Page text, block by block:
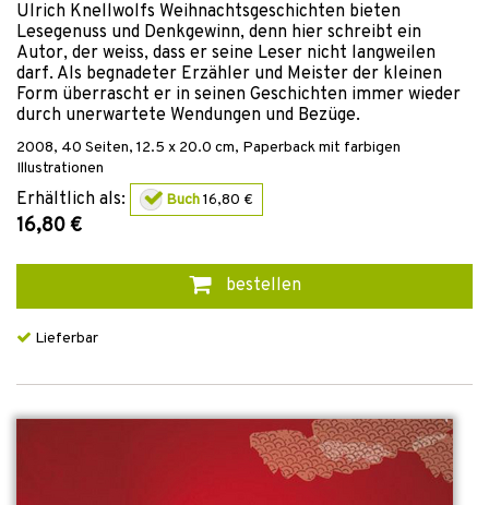
Ulrich Knellwolfs Weihnachtsgeschichten bieten
Lesegenuss und Denkgewinn, denn hier schreibt ein
Autor, der weiss, dass er seine Leser nicht langweilen
darf. Als begnadeter Erzähler und Meister der kleinen
Form überrascht er in seinen Geschichten immer wieder
durch unerwartete Wendungen und Bezüge.
2008, 40 Seiten, 12.5 x 20.0 cm, Paperbackmit farbigen
Illustrationen
Erhältlich als: Buch16,80 €
16,80 €
bestellen
Lieferbar